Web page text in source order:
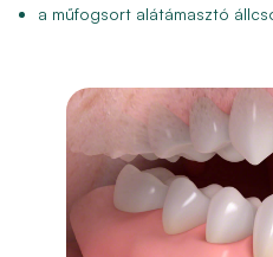
a műfogsort alátámasztó